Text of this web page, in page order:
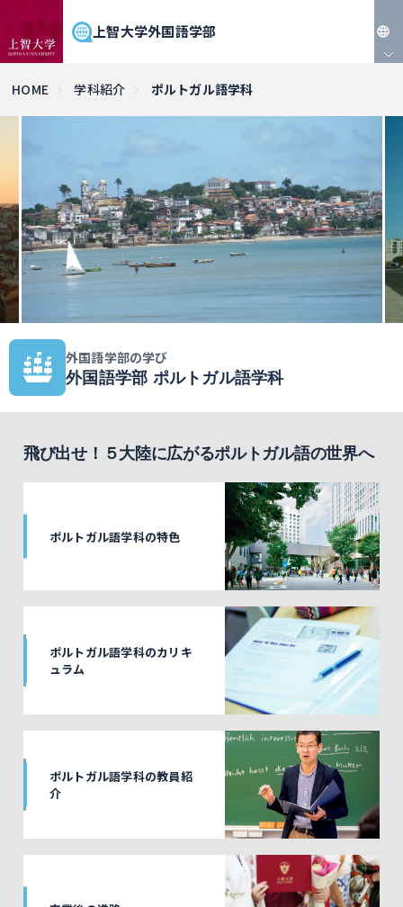
上智大学外国語学部
EN
HOME 学科紹介 ポルトガル語学科
外国語学部の学び
外国語学部 ポルトガル語学科
飛び出せ！５大陸に広がるポルトガル語の世界へ
ポルトガル語学科の特色
ポルトガル語学科のカリキ
ュラム
ポルトガル語学科の教員紹
介